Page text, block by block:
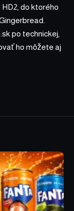
do ktorého
po technickej,
ho môžete aj